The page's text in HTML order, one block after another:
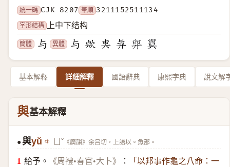
統一碼 CJK 8207 筆順 3211152511134
字形結構
上中下结构
簡體 異體
基本解釋 詳細解釋 國語辭典 康熙字典 說文解
與基本解釋
●與yǔ ㄩˇ《廣韻》余吕切，上語以。魚部。
給予。 《周禮•春官•大卜》 ：
「以邦事作龜之八命：一